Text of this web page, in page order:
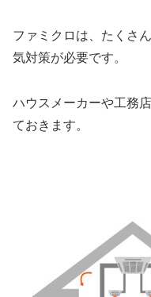
ファミクロは、たくさ
気対策が必要です。
ハウスメーカーや工務
ておきます。